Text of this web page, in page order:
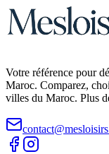
Votre référence pour
Maroc. Comparez,
villes du Maroc. Plus